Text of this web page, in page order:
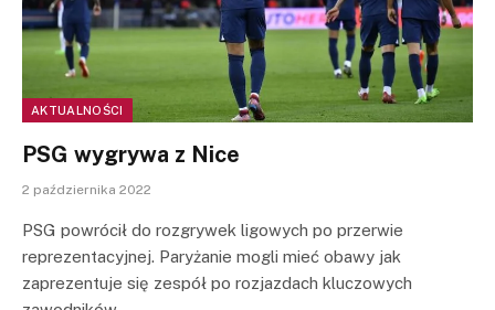
AKTUALNOŚCI
PSG wygrywa z Nice
2 października 2022
PSG powrócił do rozgrywek ligowych po przerwie
reprezentacyjnej. Paryżanie mogli mieć obawy jak
zaprezentuje się zespół po rozjazdach kluczowych